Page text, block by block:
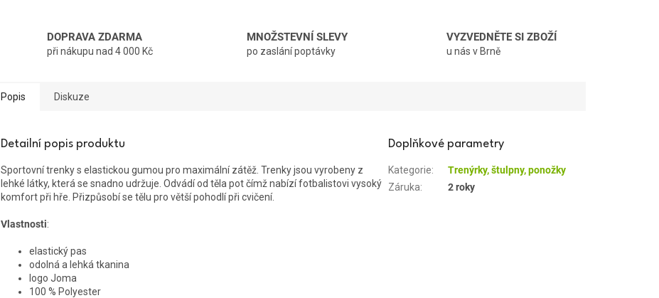
DOPRAVA ZDARMA
při nákupu nad 4 000 Kč
MNOŽSTEVNÍ SLEVY
po zaslání poptávky
VYZVEDNĚTE SI ZBOŽÍ
u nás v Brně
Popis Diskuze
Detailní popis produktu
Sportovní trenky s elastickou gumou pro maximální zátěž. Trenky jsou vyrobeny z
lehké látky, která se snadno udržuje. Odvádí od těla pot čímž nabízí fotbalistovi vysoký
komfort při hře. Přizpůsobí se tělu pro větší pohodlí při cvičení.
Vlastnosti:
elastický pas
odolná a lehká tkanina
logo Joma
100 % Polyester
Doplňkové parametry
Kategorie:
Trenýrky, štulpny, ponožky
Záruka: 2 roky